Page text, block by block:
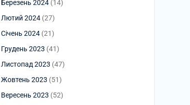
Березень 2024 (14)
Лютий 2024 (27)
Січень 2024 (21)
Грудень 2023 (41)
Листопад 2023 (47)
Жовтень 2023 (51)
Вересень 2023 (52)